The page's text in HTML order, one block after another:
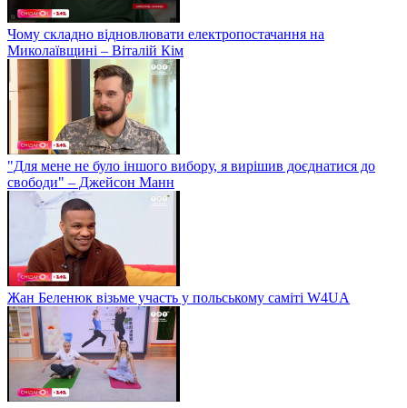
Чому складно відновлювати електропостачання на
Миколаївщині – Віталій Кім
"Для мене не було іншого вибору, я вирішив доєднатися до
свободи" – Джейсон Манн
Жан Беленюк візьме участь у польському саміті W4UA